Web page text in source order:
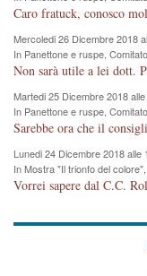
cronoprogramma"
Mercoledi 26 Dicembre 2018
In Panettone e ruspe,
cronoprogramma"
Martedi 25 Dicembre 2018
In Panettone e ruspe,
cronoprogramma"
Lunedi 24 Dicembre 2018 alle
In Mostra "Il trionfo del